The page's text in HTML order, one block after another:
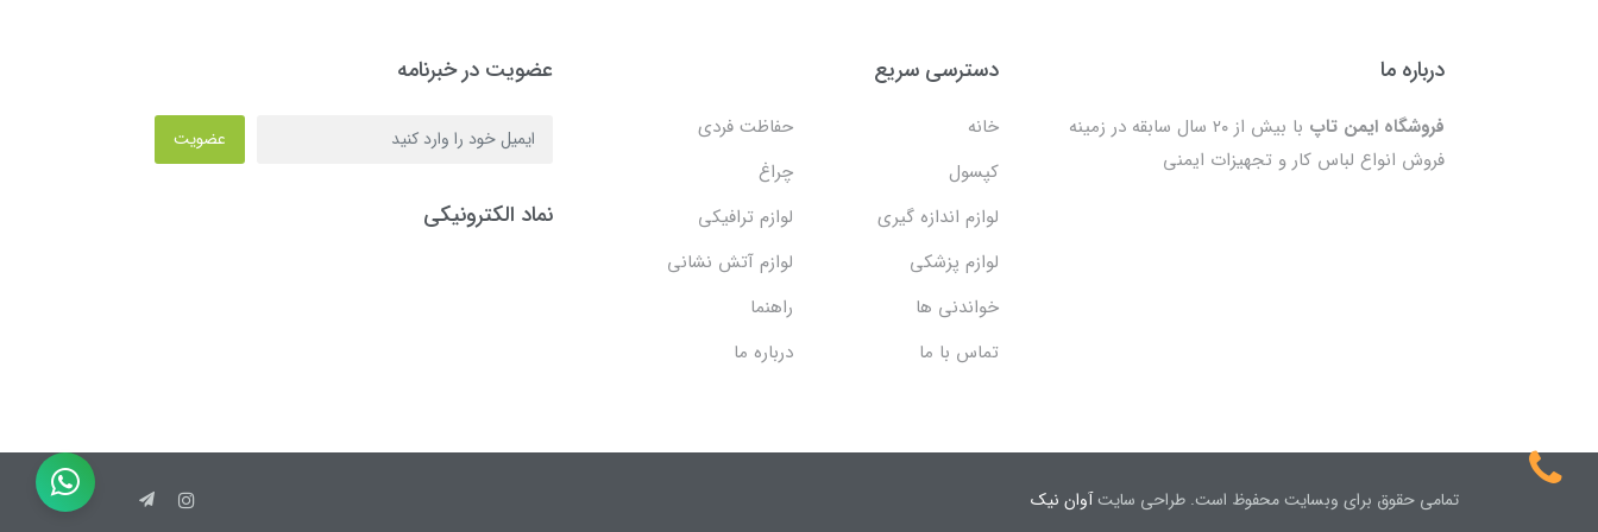
درباره ما
فروشگاه ایمن تاپ
با بیش از ۲۰ سال سابقه در زمینه
فروش انواع لباس کار و تجهیزات ایمنی
دسترسی سریع
خانه
حفاظت فردی
کپسول
چراغ
لوازم اندازه گیری
لوازم ترافیکی
لوازم پزشکی
لوازم آتش نشانی
خواندنی ها
راهنما
تماس با ما
درباره ما
عضویت در خبرنامه
عضویت
نماد الکترونیکی
تمامی حقوق برای وبسایت محفوظ است. طراحی سایتآوان نیک